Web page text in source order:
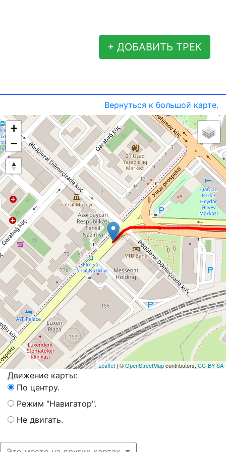
+ ДОБАВИТЬ ТРЕК
Вернуться к большой карте.
+
−
Leaflet | ©OpenStreetMapcontributors, CC-BY-SA
Движение карты:
По центру.
Режим "Навигатор".
Не двигать.